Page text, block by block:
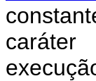
caráter